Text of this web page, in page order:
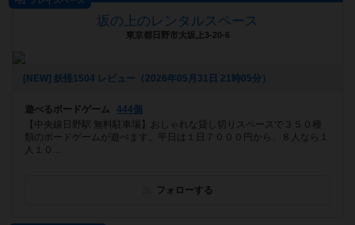
坂の上のレンタルスペース
東京都日野市大坂上3-20-6
[NEW] 妖怪1504 レビュー（2026年05月31日 21時05分）
遊べるボードゲーム
444個
【中央線日野駅 無料駐車場】おしゃれな貸し切りスペースで３５０種
類のボードゲームが遊べます。平日は１日７０００円から、８人なら１
人１０...
フォローする